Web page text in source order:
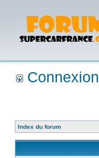
Connexion
Index du forum